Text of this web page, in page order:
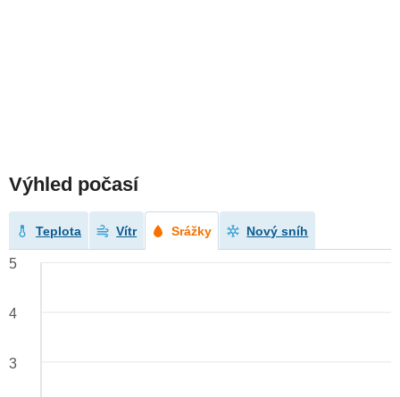
Výhled počasí
Teplota Vítr Srážky Nový sníh
5
4
3